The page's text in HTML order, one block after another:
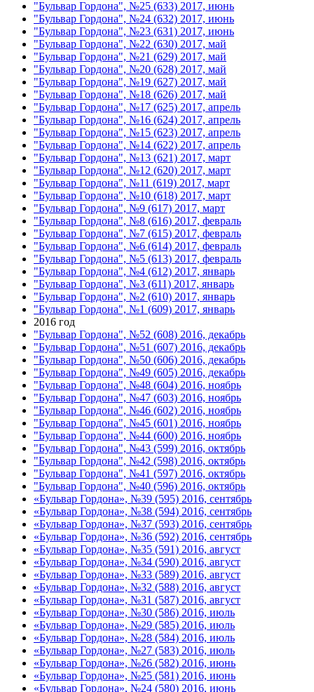
"Бульвар Гордона", №25 (633) 2017, июнь
"Бульвар Гордона", №24 (632) 2017, июнь
"Бульвар Гордона", №23 (631) 2017, июнь
"Бульвар Гордона", №22 (630) 2017, май
"Бульвар Гордона", №21 (629) 2017, май
"Бульвар Гордона", №20 (628) 2017, май
"Бульвар Гордона", №19 (627) 2017, май
"Бульвар Гордона", №18 (626) 2017, май
"Бульвар Гордона", №17 (625) 2017, апрель
"Бульвар Гордона", №16 (624) 2017, апрель
"Бульвар Гордона", №15 (623) 2017, апрель
"Бульвар Гордона", №14 (622) 2017, апрель
"Бульвар Гордона", №13 (621) 2017, март
"Бульвар Гордона", №12 (620) 2017, март
"Бульвар Гордона", №11 (619) 2017, март
"Бульвар Гордона", №10 (618) 2017, март
"Бульвар Гордона", №9 (617) 2017, март
"Бульвар Гордона", №8 (616) 2017, февраль
"Бульвар Гордона", №7 (615) 2017, февраль
"Бульвар Гордона", №6 (614) 2017, февраль
"Бульвар Гордона", №5 (613) 2017, февраль
"Бульвар Гордона", №4 (612) 2017, январь
"Бульвар Гордона", №3 (611) 2017, январь
"Бульвар Гордона", №2 (610) 2017, январь
"Бульвар Гордона", №1 (609) 2017, январь
2016 год
"Бульвар Гордона", №52 (608) 2016, декабрь
"Бульвар Гордона", №51 (607) 2016, декабрь
"Бульвар Гордона", №50 (606) 2016, декабрь
"Бульвар Гордона", №49 (605) 2016, декабрь
"Бульвар Гордона", №48 (604) 2016, ноябрь
"Бульвар Гордона", №47 (603) 2016, ноябрь
"Бульвар Гордона", №46 (602) 2016, ноябрь
"Бульвар Гордона", №45 (601) 2016, ноябрь
"Бульвар Гордона", №44 (600) 2016, ноябрь
"Бульвар Гордона", №43 (599) 2016, октябрь
"Бульвар Гордона", №42 (598) 2016, октябрь
"Бульвар Гордона", №41 (597) 2016, октябрь
"Бульвар Гордона", №40 (596) 2016, октябрь
«Бульвар Гордона», №39 (595) 2016, сентябрь
«Бульвар Гордона», №38 (594) 2016, сентябрь
«Бульвар Гордона», №37 (593) 2016, сентябрь
«Бульвар Гордона», №36 (592) 2016, сентябрь
«Бульвар Гордона», №35 (591) 2016, август
«Бульвар Гордона», №34 (590) 2016, август
«Бульвар Гордона», №33 (589) 2016, август
«Бульвар Гордона», №32 (588) 2016, август
«Бульвар Гордона», №31 (587) 2016, август
«Бульвар Гордона», №30 (586) 2016, июль
«Бульвар Гордона», №29 (585) 2016, июль
«Бульвар Гордона», №28 (584) 2016, июль
«Бульвар Гордона», №27 (583) 2016, июль
«Бульвар Гордона», №26 (582) 2016, июнь
«Бульвар Гордона», №25 (581) 2016, июнь
«Бульвар Гордона», №24 (580) 2016, июнь